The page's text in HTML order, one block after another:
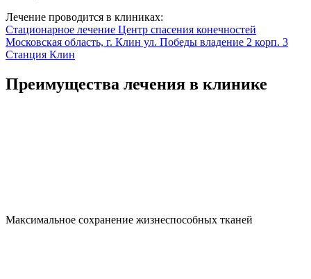
Лечение проводится в клиниках:
Стационарное лечение Центр спасения конечностей
Московская область, г. Клин ул. Победы владение 2 корп. 3
Станция Клин
Преимущества лечения в клинике
Максимальное сохранение жизнеспособных тканей